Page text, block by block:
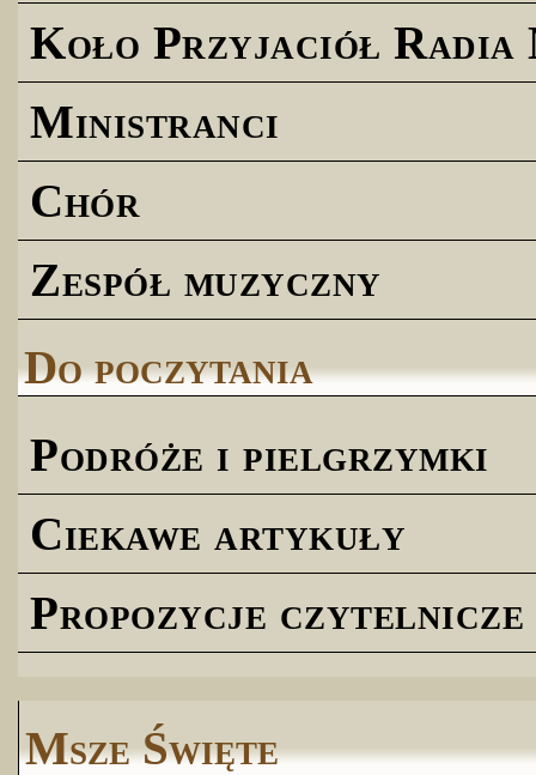
Koło Przyjaciół
Ministranci
Chór
Zespół muzyczny
Do poczytania
Podróże i pielgrzymki
Ciekawe artykuły
Propozycje czytelnicze
Msze Święte